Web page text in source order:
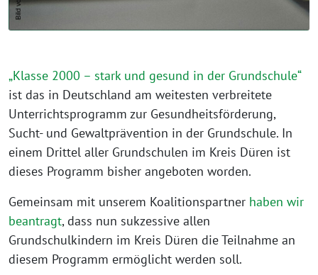
„Klasse 2000 – stark und gesund in der Grundschule“
ist das in Deutschland am weitesten verbreitete
Unterrichtsprogramm zur Gesundheitsförderung,
Sucht- und Gewaltprävention in der Grundschule. In
einem Drittel aller Grundschulen im Kreis Düren ist
dieses Programm bisher angeboten worden.
Gemeinsam mit unserem Koalitionspartner haben wir
beantragt, dass nun sukzessive allen
Grundschulkindern im Kreis Düren die Teilnahme an
diesem Programm ermöglicht werden soll.